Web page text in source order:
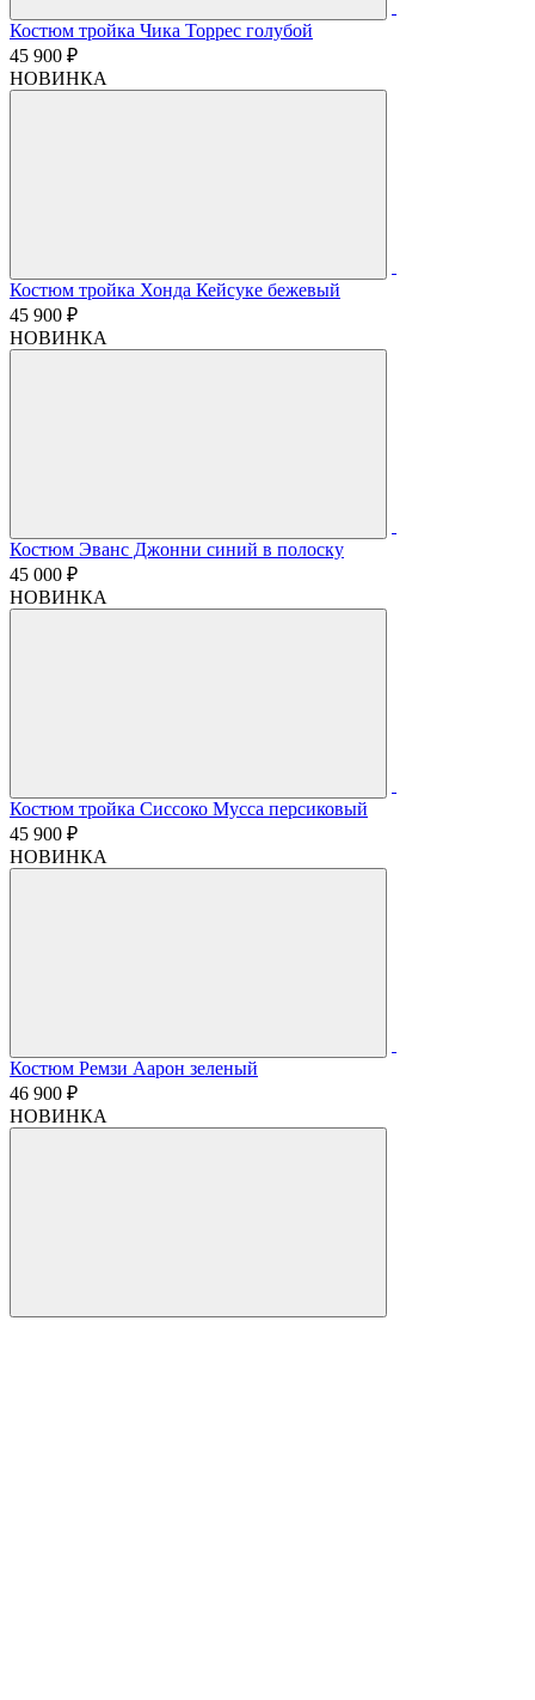
Костюм тройка Чика Торрес голубой
45 900 ₽
НОВИНКА
Костюм тройка Хонда Кейсуке бежевый
45 900 ₽
НОВИНКА
Костюм Эванс Джонни синий в полоску
45 000 ₽
НОВИНКА
Костюм тройка Сиссоко Мусса персиковый
45 900 ₽
НОВИНКА
Костюм Ремзи Аарон зеленый
46 900 ₽
НОВИНКА